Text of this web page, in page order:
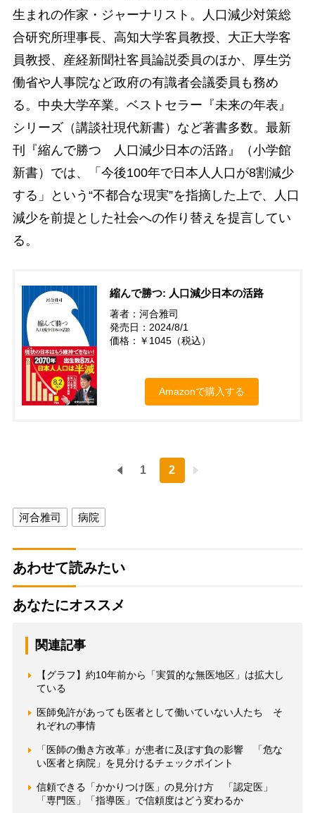
生まれの作家・ジャーナリスト。人口減少対策総
合研究所理事長、高知大学客員教授、大正大学客
員教授、産経新聞社客員論説委員のほか、厚生労
働省や人事院など政府の有識者会議委員も務め
る。中央大学卒業。ベストセラー『未来の年表』
シリーズ（講談社現代新書）など著書多数。最新
刊『縮んで勝つ 人口減少日本の活路』（小学館
新書）では、「今後100年で日本人人口が8割減少
する」という“不都合な現実”を指摘した上で、人口
減少を前提とした社会への作り替えを提言してい
る。
縮んで勝つ: 人口減少日本の活路
著者：河合雅司
発売日：2024/8/1
価格：￥1045（税込）
Amazonで購入する
1 2
河合雅司 病院
あわせて読みたい
あなたにオススメ
関連記事
【グラフ】約10年前から「実質的な無医地区」は拡大し
ている
医師免許があっても医者として働いていない人たち そ
れぞれの事情
「医師の働き方改革」が患者に及ぼす負の影響 「危な
い医者と病院」を見分けるチェックポイント
信頼できる「かかりつけ医」の見分け方 「認定医」
「専門医」「指導医」で信頼度はどう変わるか